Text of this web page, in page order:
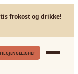
frokost og drikke!
TILGJENGELIGHET